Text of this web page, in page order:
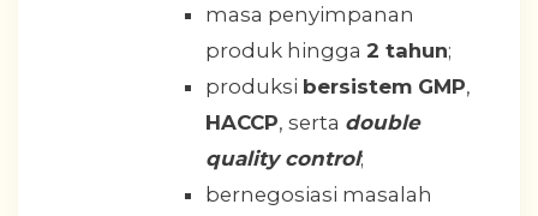
masa penyimpanan
produk hingga 2 tahun;
produksi bersistem GMP,
HACCP, serta double
quality control;
bernegosiasi masalah